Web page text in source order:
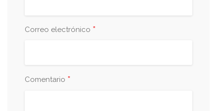
Correo electrónico *
Comentario *